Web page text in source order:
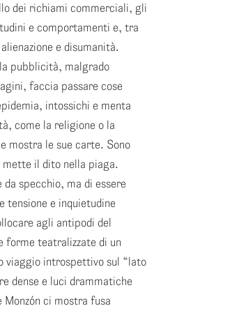
dei richiami commerciali, gli
e comportamenti e, tra
e disumanità.
pubblicità, malgrado
faccia passare cose
intossichi e menta
come la religione o la
mostra le sue carte. Sono
mette il dito nella piaga.
specchio, ma di essere
e inquietudine
agli antipodi del
forme teatralizzate di un
viaggio introspettivo sul “lato
dense e luci drammatiche
ci mostra fusa